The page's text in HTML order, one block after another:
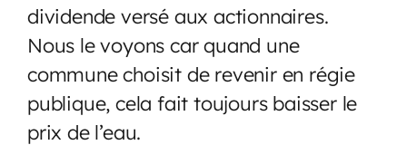
dividende versé aux actionnaires.
Nous le voyons car quand une
commune choisit de revenir en régie
publique, cela fait toujours baisser le
prix de l’eau.